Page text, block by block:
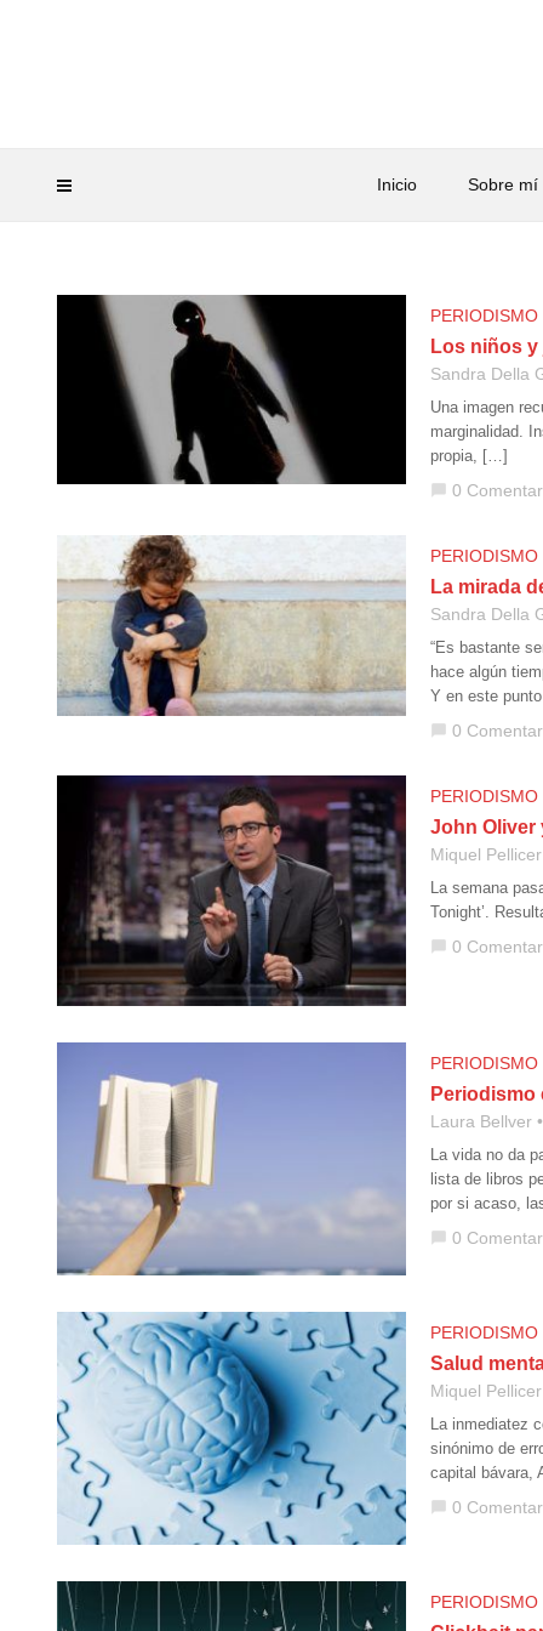
Inicio Sobre mí
PERIODISMO
Los niños
Sandra Della
Una imagen
marginalidad.
propia, […]
chat_bubble 0
PERIODISMO
La mirada
Sandra Della
“Es bastante
hace algún
Y en este
chat_bubble 0
PERIODISMO
John Oliver
Miquel Pellicer
La semana
Tonight’.
chat_bubble 0
PERIODISMO
Periodismo
Laura Bellver
La vida no da
lista de libros
por si acaso,
chat_bubble 0
PERIODISMO
Salud
Miquel Pellicer
La inmediatez
sinónimo de
capital bávara,
chat_bubble 0
PERIODISMO